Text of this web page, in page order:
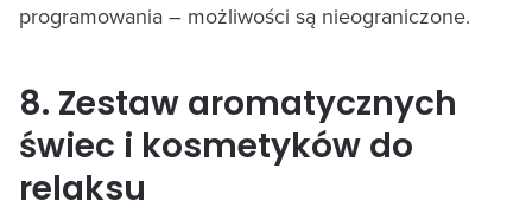
programowania – możliwości są nieograniczone.
8. Zestaw aromatycznych
świec i kosmetyków do
relaksu